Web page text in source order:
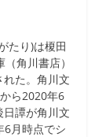
たり)は榎田
角川書店）
た。角川文
ら2020年6
譚が角川文
6月時点でシ